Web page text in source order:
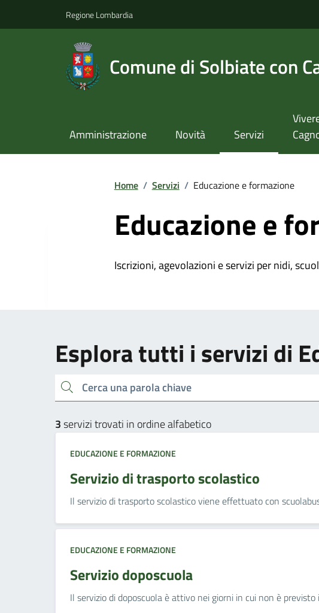
Regione Lombardia
Comune di Solbiate con
Amministrazione Novità Servizi
Home / Servizi / Educazione e formazione
Educazione e
Iscrizioni, agevolazioni e servizi per nidi,
Esplora tutti i servizi di
Cerca una parola chiave
3servizi trovati in ordine alfabetico
EDUCAZIONE E FORMAZIONE
Servizio di trasporto scolastico
Il servizio di trasporto scolastico viene effettuato con
EDUCAZIONE E FORMAZIONE
Servizio doposcuola
Il servizio di doposcuola è attivo nei giorni in cui non è